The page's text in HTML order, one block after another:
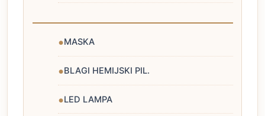
MASKA
BLAGI HEMIJSKI PIL.
LED LAMPA